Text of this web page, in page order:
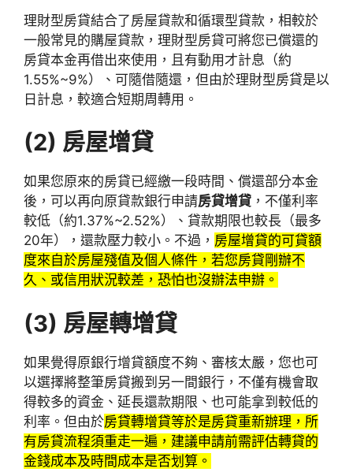
理財型房貸結合了房屋貸款和循環型貸款，相較於
一般常見的購屋貸款，理財型房貸可將您已償還的
房貸本金再借出來使用，且有動用才計息（約
1.55%~9%）、可隨借隨還，但由於理財型房貸是以
日計息，較適合短期周轉用。
(2) 房屋增貸
如果您原來的房貸已經繳一段時間、償還部分本金
後，可以再向原貸款銀行申請房貸增貸 ，不僅利率
較低（約1.37%~2.52%）、貸款期限也較長（最多
20年），還款壓力較小。不過， 房屋增貸的可貸額
度來自於房屋殘值及個人條件，若您房貸剛辦不
久、或信用狀況較差，恐怕也沒辦法申辦。
(3) 房屋轉增貸
如果覺得原銀行增貸額度不夠、審核太嚴，您也可
以選擇將整筆房貸搬到另一間銀行，不僅有機會取
得較多的資金、延長還款期限、也可能拿到較低的
利率。但由於房貸轉增貸等於是房貸重新辦理，所
有房貸流程須重走一遍，建議申請前需評估轉貸的
金錢成本及時間成本是否划算。